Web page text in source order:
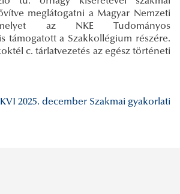
meglátogatni a Magyar Nemzeti
az NKE Tudományos
támogatott a Szakkollégium részére.
c. tárlatvezetés az egész történeti
2025. december Szakmai gyakorlati